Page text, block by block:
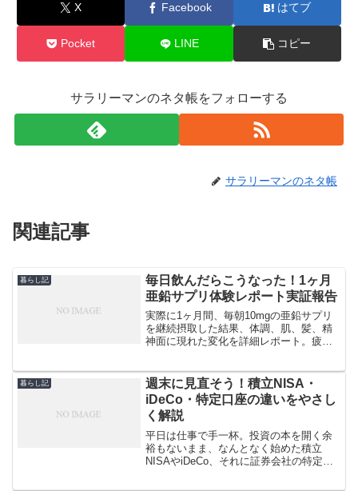
X Facebook はてブ
Pocket LINE コピー
サラリーマンのネタ帳をフォローする
サラリーマンのネタ帳
関連記事
暮らし記
毎日飲んだらこうなった！1ヶ月
亜鉛サプリ体験レポート実証報告
実際に1ヶ月間、毎朝10mgの亜鉛サプリ
を継続摂取した結果、体調、肌、髪、精
神面に現れた変化を詳細レポート。疲労
プリ導入前の不安解消にご活用くださ
い。
暮らし記
週末に見直そう！積立NISA・
iDeCo・特定口座の違いをやさし
く解説
平日は仕事で手一杯。投資の本を開く余
裕もないまま、なんとなく始めた積立
NISAやiDeCo、それに証券会社の特定口